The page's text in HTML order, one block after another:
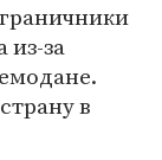
из-за
в